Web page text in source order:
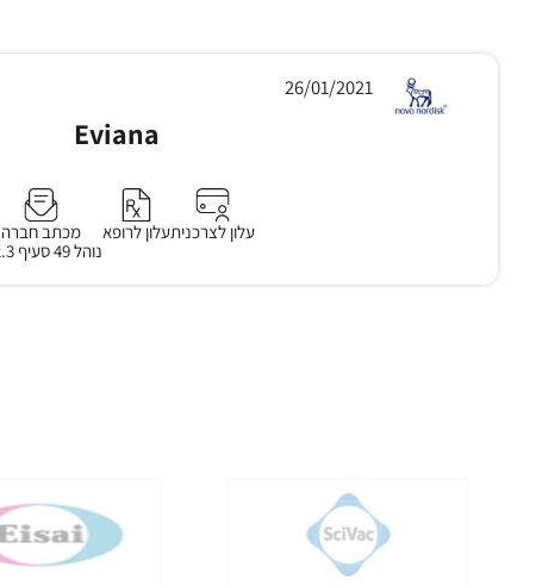
26/01/2021
Eviana
עלון לצרכניתעלון לרופא
מכתב חברה
נוהל 49 סעיף 3.2.3